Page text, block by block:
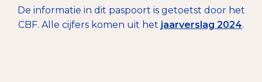
De informatie in dit paspoort is getoetst door het
CBF. Alle cijfers komen uit het jaarverslag 2024.